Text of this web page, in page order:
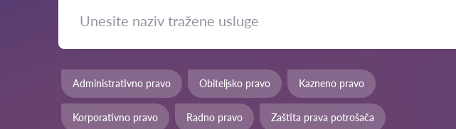
Administrativno pravo Obiteljsko pravo Kazneno pravo
Korporativno pravo Radno pravo Zaštita prava potrošača